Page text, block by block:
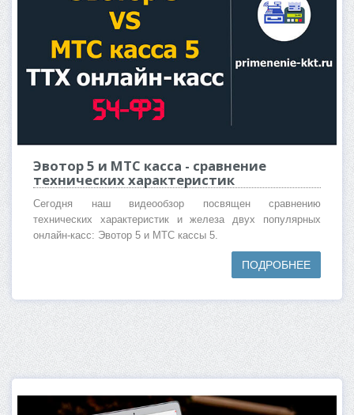
Эвотор 5 и МТС касса - сравнение
технических характеристик
Сегодня наш видеообзор посвящен сравнению
технических характеристик и железа двух популярных
онлайн-касс: Эвотор 5 и МТС кассы 5.
ПОДРОБНЕЕ